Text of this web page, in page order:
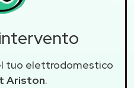
tuo elettrodomestico
Ariston.